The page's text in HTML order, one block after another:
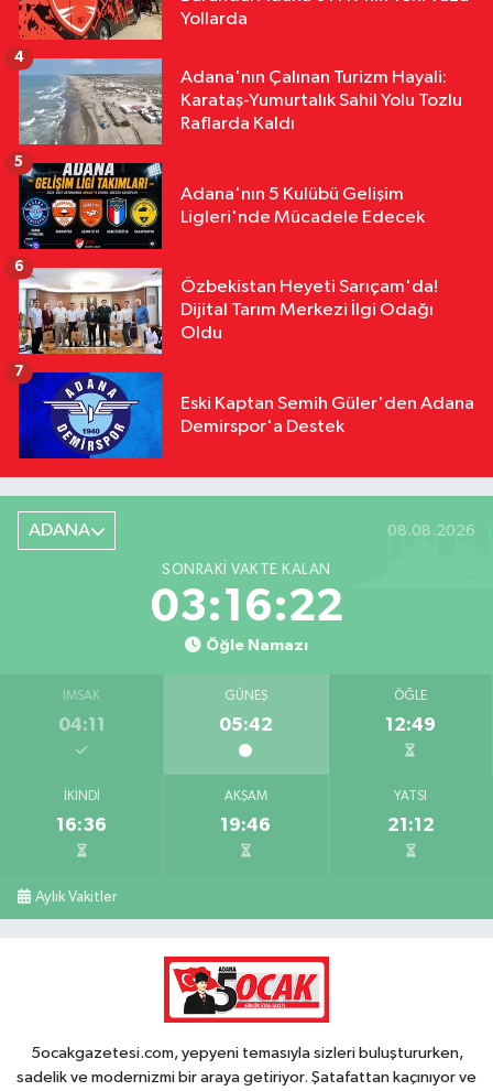
09:56“Damla’nın Fırçası” Resim
Yollarda
Adana'nın Çalınan Turizm Hayali:
Karataş-Yumurtalık Sahil Yolu Tozlu
Raflarda Kaldı
4
Adana'nın 5 Kulübü Gelişim
Ligleri'nde Mücadele Edecek
5
Özbekistan Heyeti Sarıçam'da!
Dijital Tarım Merkezi İlgi Odağı
Oldu
6
Eski Kaptan Semih Güler'den Adana
Demirspor'a Destek
7
ADANA 08.08.2026
SONRAKI VAKTE KALAN
03:16:21
Öğle Namazı
İMSAK
04:11
GÜNEŞ
05:42
ÖĞLE
12:49
İKINDI
16:36
AKŞAM
19:46
YATSI
21:12
Aylık Vakitler
5ocakgazetesi.com, yepyeni temasıyla sizleri buluştururken,
sadelik ve modernizmi bir araya getiriyor. Şatafattan kaçınıyor ve